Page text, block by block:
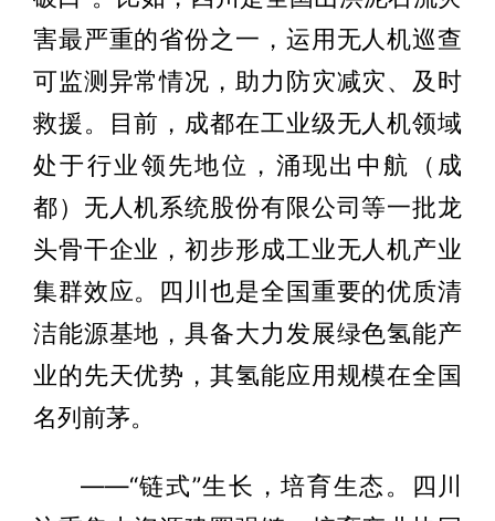
害最严重的省份之一，运用无人机巡查
可监测异常情况，助力防灾减灾、及时
救援。目前，成都在工业级无人机领域
处于行业领先地位，涌现出中航（成
都）无人机系统股份有限公司等一批龙
头骨干企业，初步形成工业无人机产业
集群效应。四川也是全国重要的优质清
洁能源基地，具备大力发展绿色氢能产
业的先天优势，其氢能应用规模在全国
名列前茅。
——“链式”生长，培育生态。四川